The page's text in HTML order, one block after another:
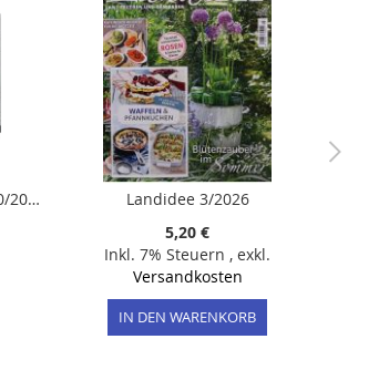
WORLD OF INTERIORS UK 10/2024
Landidee 3/2026
5,20 €
Inkl. 7% Steuern , exkl.
Versandkosten
IN DEN WARENKORB